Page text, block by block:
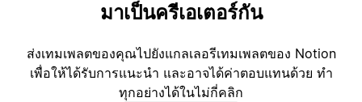
มาเป็นครีเอเตอร์กัน
ส่งเทมเพลตของคุณไปยังแกลเลอรีเทมเพลตของ Notion
เพื่อให้ได้รับการแนะนำ และอาจได้ค่าตอบแทนด้วย ทำ
ทุกอย่างได้ในไม่กี่คลิก